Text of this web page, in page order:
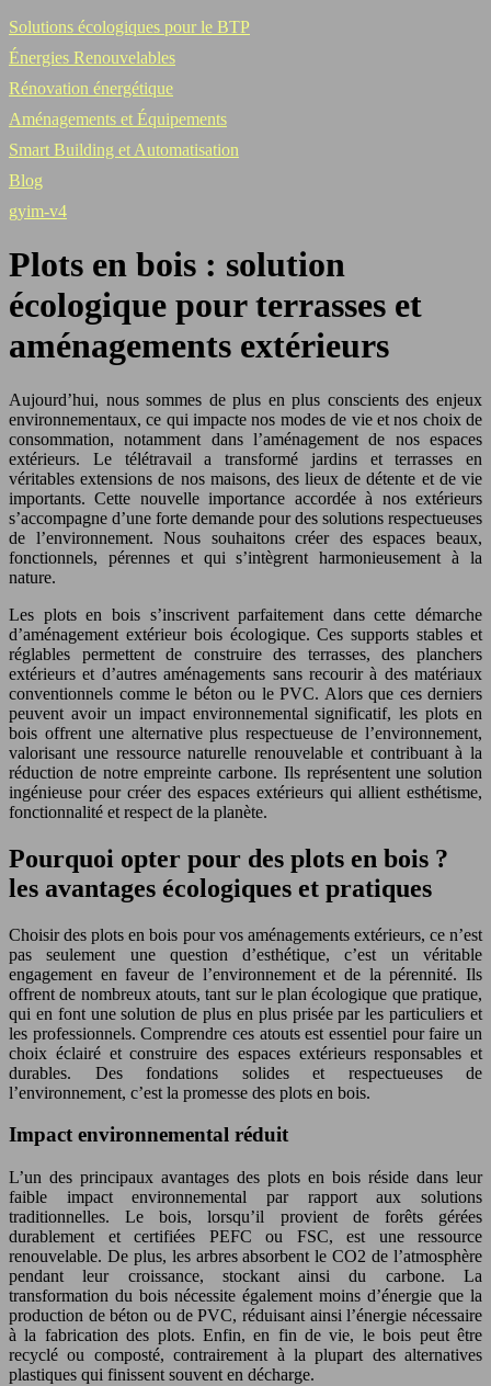
Solutions écologiques pour le BTP
Énergies Renouvelables
Rénovation énergétique
Aménagements et Équipements
Smart Building et Automatisation
Blog
gyim-v4
Plots en bois : solution
écologique pour terrasses et
aménagements extérieurs
Aujourd’hui, nous sommes de plus en plus conscients des enjeux
environnementaux, ce qui impacte nos modes de vie et nos choix de
consommation, notamment dans l’aménagement de nos espaces
extérieurs. Le télétravail a transformé jardins et terrasses en
véritables extensions de nos maisons, des lieux de détente et de vie
importants. Cette nouvelle importance accordée à nos extérieurs
s’accompagne d’une forte demande pour des solutions respectueuses
de l’environnement. Nous souhaitons créer des espaces beaux,
fonctionnels, pérennes et qui s’intègrent harmonieusement à la
nature.
Les plots en bois s’inscrivent parfaitement dans cette démarche
d’aménagement extérieur bois écologique. Ces supports stables et
réglables permettent de construire des terrasses, des planchers
extérieurs et d’autres aménagements sans recourir à des matériaux
conventionnels comme le béton ou le PVC. Alors que ces derniers
peuvent avoir un impact environnemental significatif, les plots en
bois offrent une alternative plus respectueuse de l’environnement,
valorisant une ressource naturelle renouvelable et contribuant à la
réduction de notre empreinte carbone. Ils représentent une solution
ingénieuse pour créer des espaces extérieurs qui allient esthétisme,
fonctionnalité et respect de la planète.
Pourquoi opter pour des plots en bois ?
les avantages écologiques et pratiques
Choisir des plots en bois pour vos aménagements extérieurs, ce n’est
pas seulement une question d’esthétique, c’est un véritable
engagement en faveur de l’environnement et de la pérennité. Ils
offrent de nombreux atouts, tant sur le plan écologique que pratique,
qui en font une solution de plus en plus prisée par les particuliers et
les professionnels. Comprendre ces atouts est essentiel pour faire un
choix éclairé et construire des espaces extérieurs responsables et
durables. Des fondations solides et respectueuses de
l’environnement, c’est la promesse des plots en bois.
Impact environnemental réduit
L’un des principaux avantages des plots en bois réside dans leur
faible impact environnemental par rapport aux solutions
traditionnelles. Le bois, lorsqu’il provient de forêts gérées
durablement et certifiées PEFC ou FSC, est une ressource
renouvelable. De plus, les arbres absorbent le CO2 de l’atmosphère
pendant leur croissance, stockant ainsi du carbone. La
transformation du bois nécessite également moins d’énergie que la
production de béton ou de PVC, réduisant ainsi l’énergie nécessaire
à la fabrication des plots. Enfin, en fin de vie, le bois peut être
recyclé ou composté, contrairement à la plupart des alternatives
plastiques qui finissent souvent en décharge.